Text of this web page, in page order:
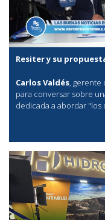
Resiter y su
Carlos Valdés, gerente
para conversar sobre
dedicada a abordar "los